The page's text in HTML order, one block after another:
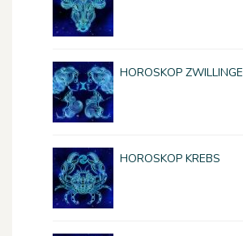
HOROSKOP ZWILLINGE
HOROSKOP KREBS